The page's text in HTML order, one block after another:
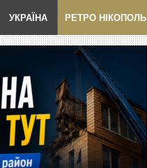
УКРАЇНА РЕТРО НІКОПОЛЬ